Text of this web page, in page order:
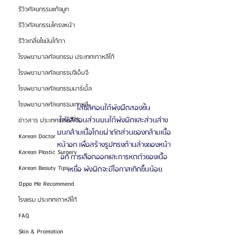
รีวิวศัลยกรรมแก้จมูก
รีวิวศัลยกรรมโครงหน้า
รีวิวเกลี่ยไขมันใต้ตา
โรงพยาบาลศัลยกรรม ประเทศเกาหลีใต้
โรงพยาบาลศัลยกรรมจีเอ็นจี
โรงพยาบาลศัลยกรรมมาร์เบิ้ล
โรงพยาบาลศัลยกรรมเกาหลี
ข่าวสาร ประเทศเกาหลีใต้
Korean Doctor
Korean Plastic Surgery
Korean Beauty Tips
Oppa Me Recommend
โรงแรม ประเทศเกาหลีใต้
FAQ
Skin & Promotion
ใส่ซิลิคอนใต้พังผืดสองชั้น
ใส่ซิลิคอนส่วนบนใต้พังผิดและส่วนล่าง
บนกล้ามเนื้อโดยผ่าตัดส่วนของกล้ามเนื้อ
หน้าอก เพื่อสร้างรูปทรงด้านล่างของหน้า
อก การเลือดออกและการหดตัวของเนื้อ
เหยื่อ พังผิดจะมีโอกาสเกิดขึ้นน้อย